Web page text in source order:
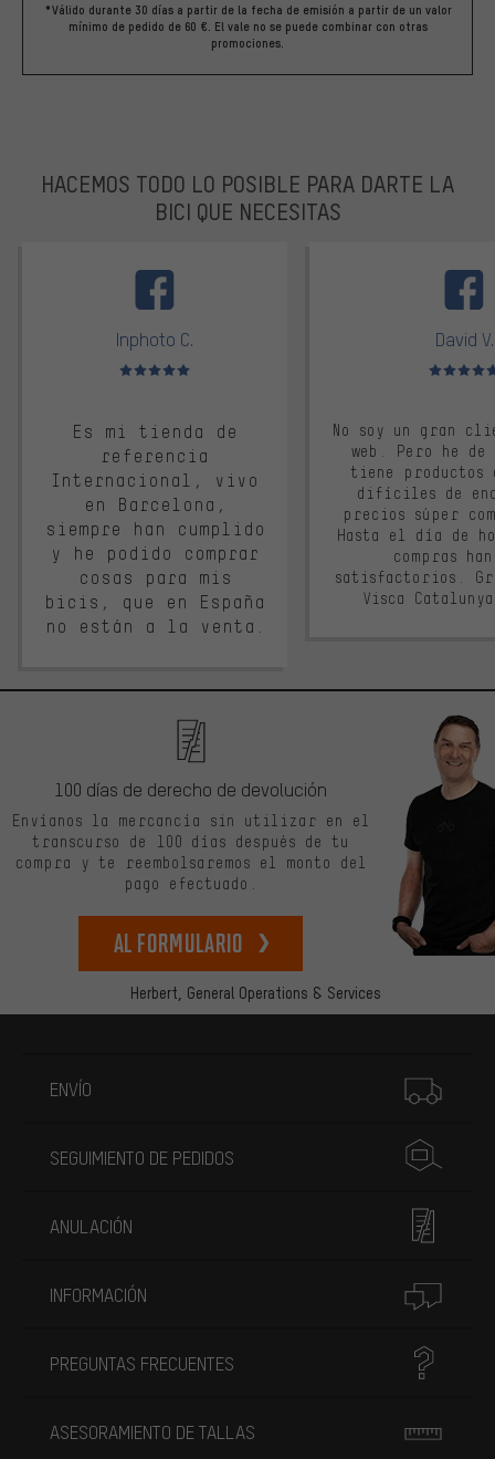
*Válido durante 30 días a partir de la fecha de emisión a partir de un valor
mínimo de pedido de 60 €. El vale no se puede combinar con otras
promociones.
HACEMOS TODO LO POSIBLE PARA DARTE LA
BICI QUE NECESITAS
Inphoto C.
Valoración media: 5 de 5
Es mi tienda de
referencia
Internacional, vivo
en Barcelona,
siempre han cumplido
y he podido comprar
cosas para mis
bicis, que en España
no están a la venta.
David V.
Valoración
No soy un gran
web. Pero he
tiene productos
difíciles de
precios súper
Hasta el día de
compras
satisfactorios.
Visca
Herbert, General Operations & Services
100 días de derecho de devolución
Envíanos la mercancía sin utilizar en el
transcurso de 100 días después de tu
compra y te reembolsaremos el monto del
pago efectuado.
Al formulario
ENVÍO
SEGUIMIENTO DE PEDIDOS
ANULACIÓN
INFORMACIÓN
PREGUNTAS FRECUENTES
ASESORAMIENTO DE TALLAS